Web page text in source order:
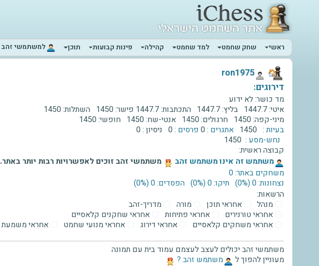
ראשי
שחק שחמט למד שחמט קהילה פינות קבועות תוכן ‫למשתמשי זהב‬
‫ron1975‬
דירוגים:
מד כושר:לא ידוע
איטי:1447.7 בליץ:1447.7 התכתבות:1447.7 פישר:1450 השתלות:1450
מיני-קפה:1450 חרגולים:1450 אנטי-שח:1450 חופשי:1450
בעיות : 1450 אתגרים :0 פרסים :0 ניסיון :0
נחש-מסע : 1450
קבוצה ראשית:
‫משתמש זה אינו משתמש זהב‬
משתמשי זהב זוכים לאפשרויות רבות יותר באתר.
משחקים באתר: 0
נצחונות: 0 ‫(0%)‬
תיקו: 0 ‫(0%)‬
הפסדים: 0 ‫(0%)‬
הרשאות:
מנהל
אחראי תוכן מורה
מדריך-זהב
אחראי טורנירים
אחראי פתיחות
אחראי שחקנים קלאסיים
אחראי משחקים קלאסיים
אחראי דירוג אחראי מנועי שחמט אחראי משמעת
משתמשי זהב יכולים לעצב לעצמם עמוד בית עם תמונה
מעוניין להפוך ל
‫משתמש זהב ?‬